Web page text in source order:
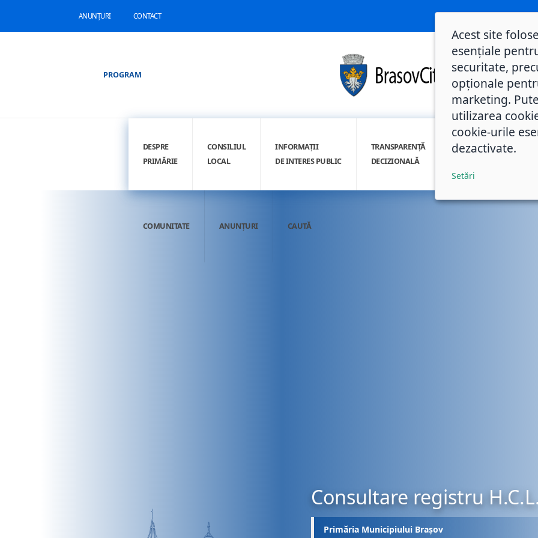
ANUNȚURI CONTACT
PROGRAM
DESPRE
PRIMĂRIE
CONSILIUL
LOCAL
INFORMAȚII
DE INTERES PUBLIC
TRANSPARENȚĂ
DECIZIONALĂ
INTEGRITATE
COMUNITATE ANUNȚURI CAUTĂ
Consultare registru
Primăria Municipiului Brașov
Acest site
esențiale
securitate,
opționale
marketing.
utilizarea
cookie-urile
dezactivate.
Setări